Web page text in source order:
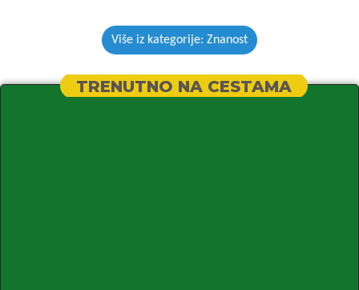
Više iz kategorije: Znanost
TRENUTNO NA CESTAMA